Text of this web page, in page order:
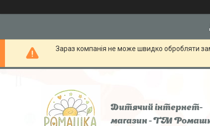
Зараз компанія не може швидко обробляти
Дитячий інтернет-
магазин - ТМ